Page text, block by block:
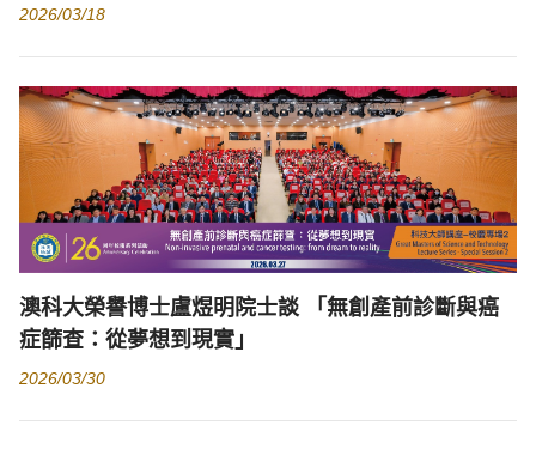
2026/03/18
澳科大榮譽博士盧煜明院士談 「無創產前診斷與癌
症篩查：從夢想到現實」
2026/03/30